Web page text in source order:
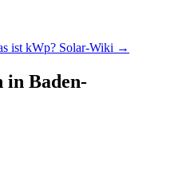
ist kWp? Solar-Wiki →
in Baden-